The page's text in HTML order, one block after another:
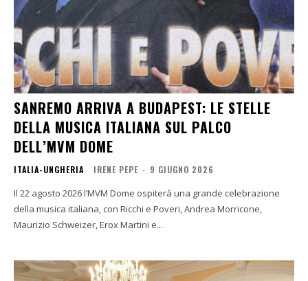
SANREMO ARRIVA A BUDAPEST: LE STELLE
DELLA MUSICA ITALIANA SUL PALCO
DELL’MVM DOME
ITALIA-UNGHERIA IRENE PEPE - 9 GIUGNO 2026
Il 22 agosto 2026 l’MVM Dome ospiterà una grande celebrazione
della musica italiana, con Ricchi e Poveri, Andrea Morricone,
Maurizio Schweizer, Erox Martini e...